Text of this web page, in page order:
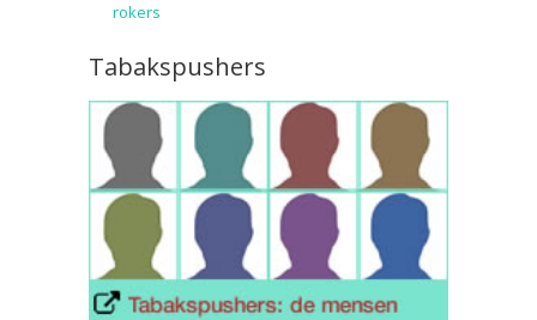
rokers
Tabakspushers